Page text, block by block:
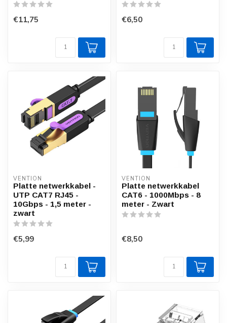
€11,75 €6,50
VENTION
Platte netwerkkabel -
UTP CAT7 RJ45 -
10Gbps - 1,5 meter -
zwart
€5,99
VENTION
Platte netwerkkabel
CAT6 - 1000Mbps - 8
meter - Zwart
€8,50